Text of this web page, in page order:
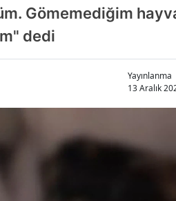
Gömemediğim
dedi
Yayınlanma
13 Aralık